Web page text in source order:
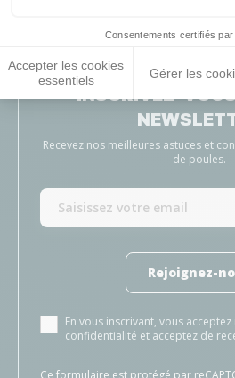
Consentements certifiés par
Accepter les cookies
essentiels
Gérer les
INSCRIVEZ-
Recevez nos meilleures astuces et
de poules.
Rejoignez-
En vous inscrivant, vous
confidentialité et acceptez de
Ce formulaire est protégé par